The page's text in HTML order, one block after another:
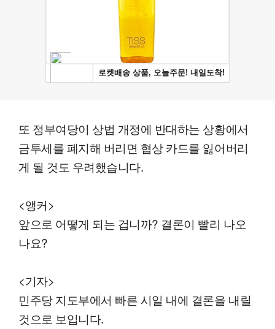
또 정부여당이 상법 개정에 반대하는 상황에서
금투세를 폐지해 버리면 협상 카드를 잃어버리
게 될 것도 우려했습니다.
<앵커>
앞으로 어떻게 되는 겁니까? 결론이 빨리 나오
나요?
<기자>
민주당 지도부에서 빠른 시일 내에 결론을 내릴
것으로 보입니다.